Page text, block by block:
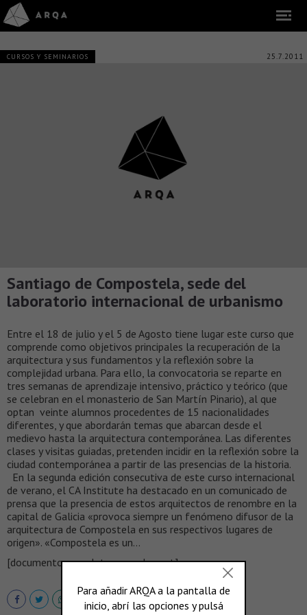
CURSOS Y SEMINARIOS 25.7.2011
Santiago de Compostela, sede del
laboratorio internacional de urbanismo
Entre el 18 de julio y el 5 de Agosto tiene lugar este curso que
comprende como objetivos principales la recuperación de la
arquitectura y sus fundamentos y la reflexión sobre la
complejidad urbana. Para ello, la convocatoria se reparte en
tres semanas de aprendizaje intensivo, práctico y teórico (que
se celebran en el monasterio de San Martín Pinario), al que
optan veinte alumnos procedentes de 15 nacionalidades
diferentes, y que abordarán temas que abarcan desde el
medievo hasta la arquitectura contemporánea. Las diferentes
clases y visitas guiadas, pretenden incidir en la reflexión sobre la
ciudad contemporánea a partir de las presencias de la historia.
En la segunda edición consecutiva de este curso internacional
de verano, el CA Institute ha destacado en un comunicado de
prensa que la presencia de estos arquitectos de renombre en la
capital de Galicia «provoca siempre un fenómeno difusor de la
arquitectura de Compostela en sus respectivos lugares de
origen». «Compostela es un…
[documento completo en scalae.net]